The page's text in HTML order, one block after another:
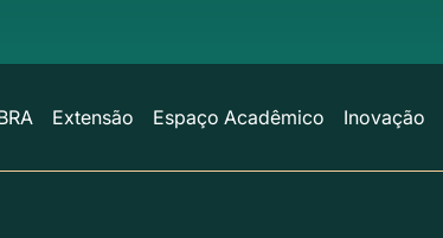
Extensão Espaço Acadêmico Inovação